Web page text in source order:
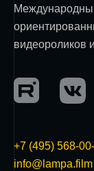
видеороликов
+7 (495) 568-
info@lampa.film